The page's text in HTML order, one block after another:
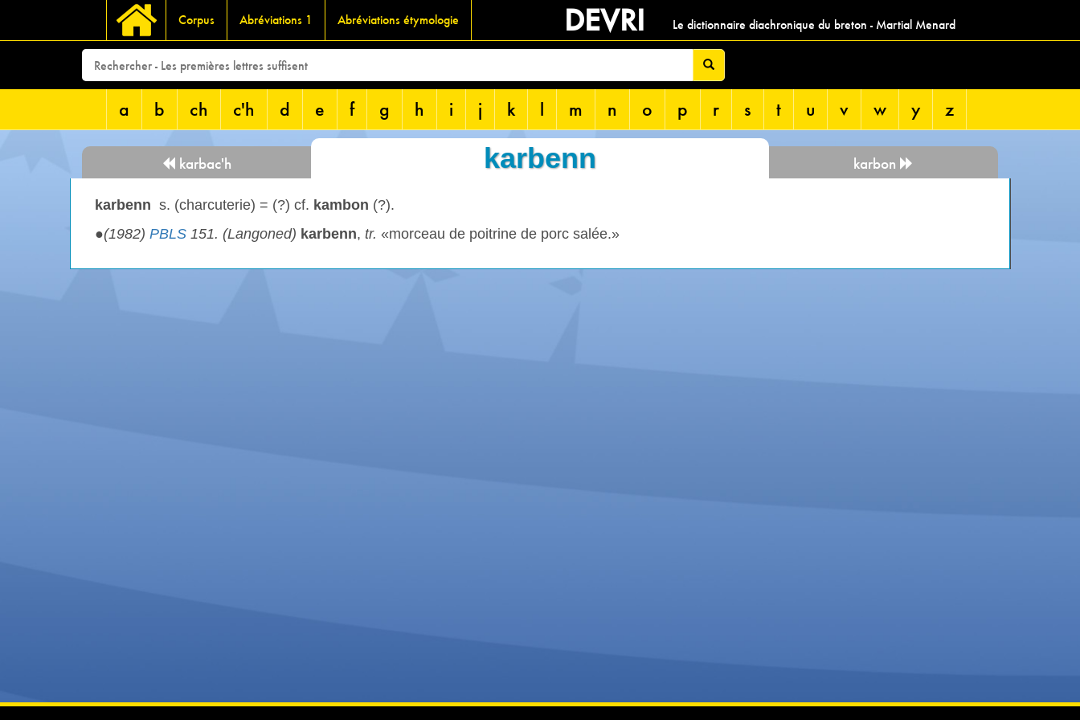
Corpus Abréviations 1 Abréviations étymologie DEVRI Le dictionnaire diachronique du breton - Martial Menard
a b ch c'h d e f g h i j k l m n o p r s t u v w y z
karbac'h karbenn karbon
karbenn s. (charcuterie) = (?) cf. kambon (?).
●(1982) PBLS 151. (Langoned) karbenn, tr. «morceau de poitrine de porc salée.»